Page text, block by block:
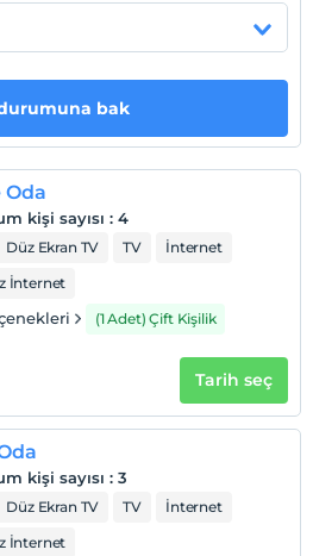
kadar 1 çocuk ücretsizdir
bak
Oda
kişi sayısı : 4
Düz Ekran TV TV
İnternet
İnternet
(1 Adet) Çift Kişilik
Tarih seç
kişi sayısı : 3
Düz Ekran TV TV
İnternet
İnternet